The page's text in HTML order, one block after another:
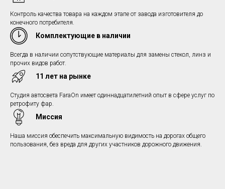
Контроль качества товара на каждом этапе от завода изготовителя до
конечного потребителя.
Комплектующие в наличии
Всегда в наличии сопутствующие материалы для замены стекол, линз и
прочих видов работ.
11 лет на рынке
Студия автосвета FaraOn имеет одиннадцатилетний опыт в сфере услуг по
ретрофиту фар.
Миссия
Наша миссия обеспечить максимальную видимость на дорогах общего
пользования, без вреда для других участников дорожного движения.